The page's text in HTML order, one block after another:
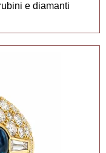
e diamanti